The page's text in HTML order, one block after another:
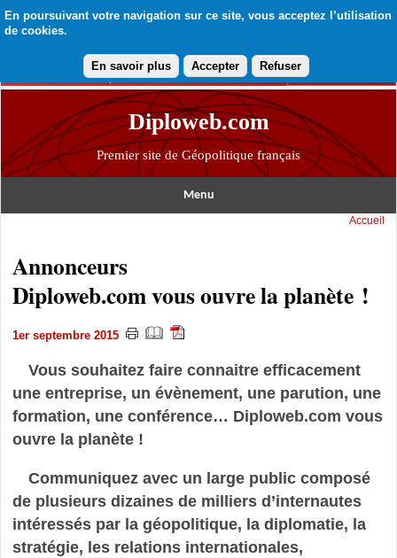
En poursuivant votre navigation sur ce site, vous acceptez l’utilisation
de cookies.
En savoir plus Accepter Refuser
Diploweb.com
Premier site de Géopolitique français
Menu
Accueil
Annonceurs
Diploweb.com vous ouvre la planète !
1er septembre 2015
Vous souhaitez faire connaitre efficacement
une entreprise, un évènement, une parution, une
formation, une conférence… Diploweb.com vous
ouvre la planète !
Communiquez avec un large public composé
de plusieurs dizaines de milliers d’internautes
intéressés par la géopolitique, la diplomatie, la
stratégie, les relations internationales,